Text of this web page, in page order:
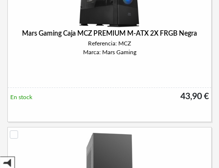
Mars Gaming Caja MCZ PREMIUM M-ATX 2X FRGB Negra
Referencia: MCZ
Marca: Mars Gaming
43,90 €
En stock